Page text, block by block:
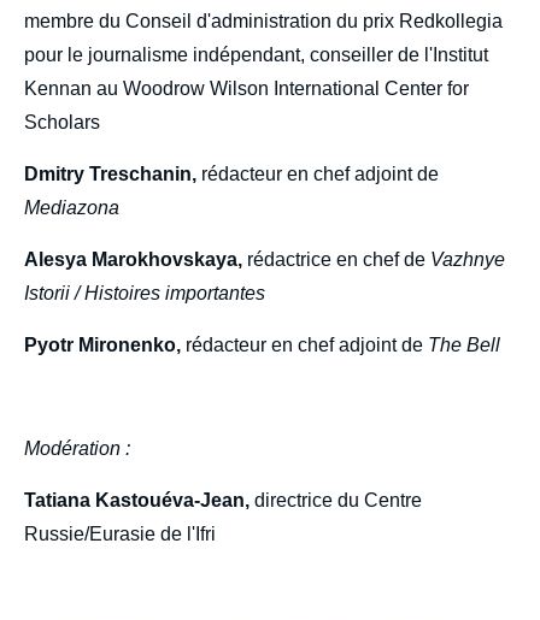
membre du Conseil d'administration du prix Redkollegia
pour le journalisme indépendant, conseiller de l'Institut
Kennan au Woodrow Wilson International Center for
Scholars
Dmitry Treschanin, rédacteur en chef adjoint de
Mediazona
Alesya Marokhovskaya, rédactrice en chef de Vazhnye
Istorii / Histoires importantes
Pyotr Mironenko, rédacteur en chef adjoint de The Bell
Modération :
Tatiana Kastouéva-Jean, directrice du Centre
Russie/Eurasie de l'Ifri